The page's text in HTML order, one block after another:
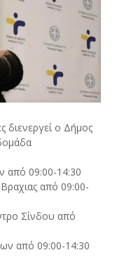
διενεργεί ο Δήμος
από 09:00-14:30
Βραχιας από 09:00-
Σίνδου από
από 09:00-14:30